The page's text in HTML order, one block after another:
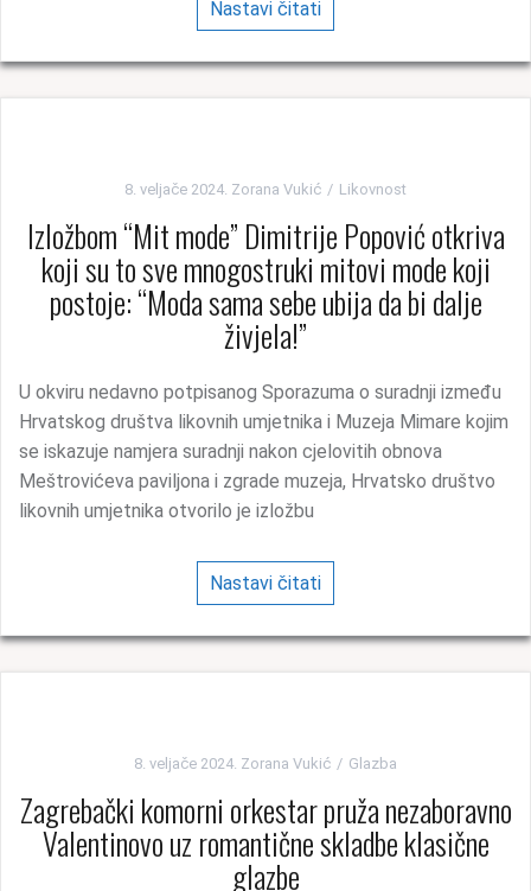
Nastavi čitati
8. veljače 2024. Zorana Vukić Likovnost
Izložbom “Mit mode” Dimitrije Popović otkriva
koji su to sve mnogostruki mitovi mode koji
postoje: “Moda sama sebe ubija da bi dalje
živjela!”
U okviru nedavno potpisanog Sporazuma o suradnji između
Hrvatskog društva likovnih umjetnika i Muzeja Mimare kojim
se iskazuje namjera suradnji nakon cjelovitih obnova
Meštrovićeva paviljona i zgrade muzeja, Hrvatsko društvo
likovnih umjetnika otvorilo je izložbu
Nastavi čitati
8. veljače 2024. Zorana Vukić Glazba
Zagrebački komorni orkestar pruža nezaboravno
Valentinovo uz romantične skladbe klasične
glazbe